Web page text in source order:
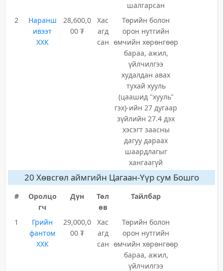
шалгарсан
2
Наранш
ивээт
ХХК
28,600,0
00 ₮
Хас
агд
сан
Төрийн болон
орон нутгийн
өмчийн хөрөнгөөр
бараа, ажил,
үйлчилгээ
худалдан авах
тухай хууль
(цаашид "хууль"
гэх)-ийн 27 дугаар
зүйлийн 27.4 дэх
хэсэгт заасны
дагуу дараах
шаардлагыг
хангаагүй
20 Хөвсгөл аймгийн Цагаан-Үүр сум Бошго
#
Оролцо
гч
Дүн
Төл
өв
Тайлбар
1
Грийн
фантом
ХХК
29,000,0
00 ₮
Хас
агд
сан
Төрийн болон
орон нутгийн
өмчийн хөрөнгөөр
бараа, ажил,
үйлчилгээ